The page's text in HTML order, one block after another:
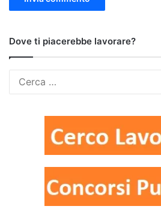
Dove ti piacerebbe lavorare?